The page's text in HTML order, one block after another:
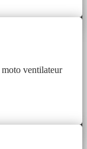
moto ventilateur